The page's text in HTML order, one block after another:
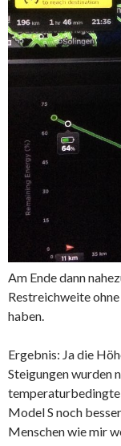
Am Ende dann
Restreichweite
haben.
Ergebnis: Ja die
Steigungen wurden
temperaturbedingte
Model S noch
Menschen wie mir